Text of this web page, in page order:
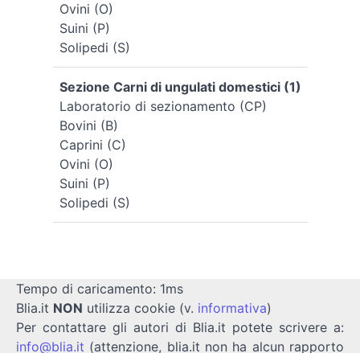
Ovini (O)
Suini (P)
Solipedi (S)
Sezione Carni di ungulati domestici (1)
Laboratorio di sezionamento (CP)
Bovini (B)
Caprini (C)
Ovini (O)
Suini (P)
Solipedi (S)
Tempo di caricamento: 1ms
Blia.it NON utilizza cookie (v. informativa)
Per contattare gli autori di Blia.it potete scrivere a:
info@blia.it (attenzione, blia.it non ha alcun rapporto